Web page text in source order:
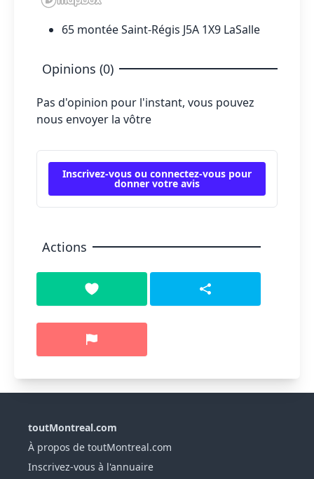
65 montée Saint-Régis J5A 1X9 LaSalle
Opinions (0)
Pas d'opinion pour l'instant, vous pouvez
nous envoyer la vôtre
Inscrivez-vous ou connectez-vous pour
donner votre avis
Actions
toutMontreal.com
À propos de toutMontreal.com
Inscrivez-vous à l'annuaire